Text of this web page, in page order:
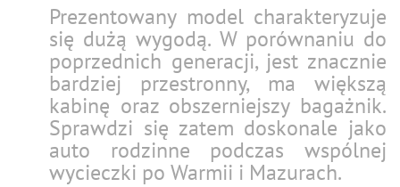
Prezentowany model charakteryzuje
się dużą wygodą. W porównaniu do
poprzednich generacji, jest znacznie
bardziej przestronny, ma większą
kabinę oraz obszerniejszy bagażnik.
Sprawdzi się zatem doskonale jako
auto rodzinne podczas wspólnej
wycieczki po Warmii i Mazurach.